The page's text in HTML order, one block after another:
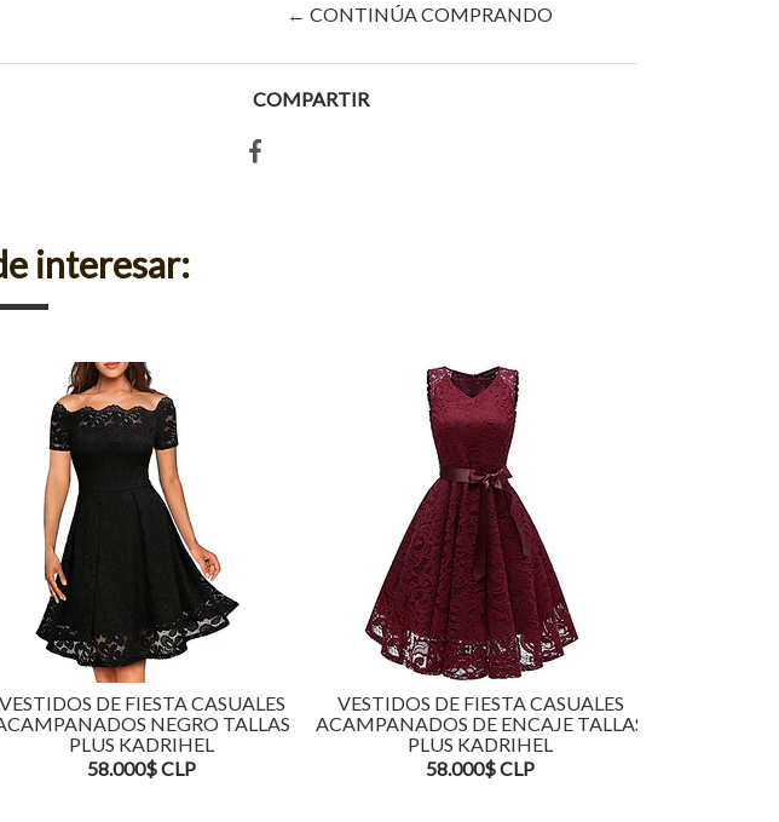
← CONTINÚA COMPRANDO
COMPARTIR
interesar:
VESTIDOS DE FIESTA CASUALES
NEGRO TALLAS
PLUS KADRIHEL
58.000$ CLP
VESTIDOS DE FIESTA CASUALES
ACAMPANADOS DE ENCAJE TALLAS
PLUS KADRIHEL
58.000$ CLP